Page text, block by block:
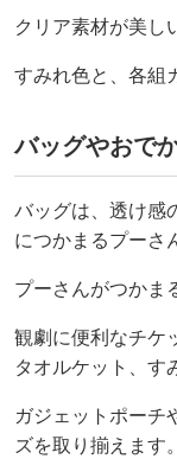
クリア素材が美し
すみれ色と、各組
バッグやおで
バッグは、透け感
につかまるプーさ
プーさんがつかま
観劇に便利なチケ
タオルケット、す
ガジェットポーチ
ズを取り揃えます。